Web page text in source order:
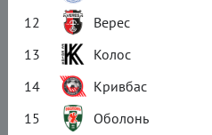
12
Верес
13
Колос
14
Кривбас
15
Оболонь